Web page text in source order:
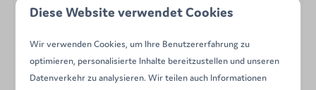
Nichtraucher
Zugang zum Gemeinschaftspool des
Campingplatzes
Diese Website verwendet Cookies
Wir verwenden Cookies, um Ihre Benutzererfahrung zu
optimieren, personalisierte Inhalte bereitzustellen und unseren
Datenverkehr zu analysieren. Wir teilen auch Informationen